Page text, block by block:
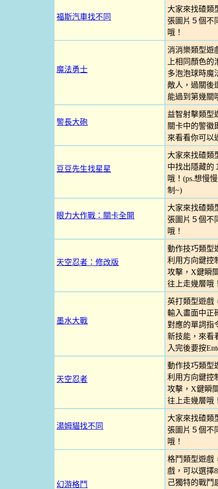
福斯汽車找不同
大家來找碴類
張圖片５個不
哦！
魔法勇士
消消樂類型遊
上相同顏色
多泡泡球時魔
敵人，過關後
能過到第幾關
警長大砲
益智射擊類型
關卡中的警徽
來看看你可以
豆豆先生找星星
大家來找碴類
中找出隱藏的
哦！(ps.想慢
制~)
眼力大作戰：關卡全開
大家來找碴類
張圖片５個不
哦！
天空忍者：修改版
動作技巧類型
利用方向鍵控
攻擊，X鍵瞬
往上走幾層哦
墨水大戰
英打類型遊戲
輸入畫面中正
對應的單詞指
新技能，來看
入完後要按
天空忍者
動作技巧類型
利用方向鍵控
攻擊，X鍵瞬
往上走幾層哦
湯姆貓找不同
大家來找碴類
張圖片５個不
哦！
幻游格鬥
格鬥類型遊戲
戲，可以選擇
己獨特的戰鬥